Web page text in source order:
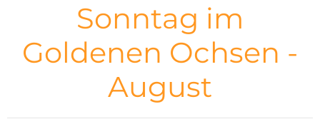
Sonntag im
Goldenen Ochsen -
August